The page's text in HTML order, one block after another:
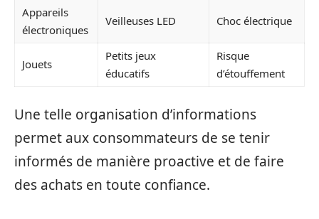
Appareils
électroniques
Veilleuses LED Choc électrique
Jouets
Petits jeux
éducatifs
Risque
d’étouffement
Une telle organisation d’informations
permet aux consommateurs de se tenir
informés de manière proactive et de faire
des achats en toute confiance.